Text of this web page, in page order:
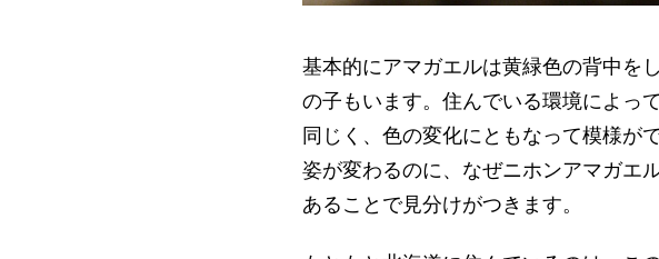
基本的にアマガエルは黄緑色の背中を
の子もいます。住んでいる環境によっ
同じく、色の変化にともなって模様が
姿が変わるのに、なぜニホンアマガエ
あることで見分けがつきます。